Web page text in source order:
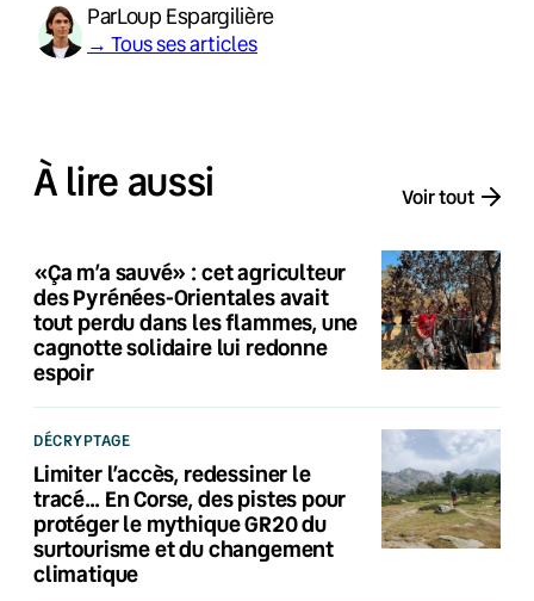
ParLoup Espargilière
→ Tous ses articles
À lire aussi Voir tout
«Ça m’a sauvé» : cet agriculteur
des Pyrénées-Orientales avait
tout perdu dans les flammes, une
cagnotte solidaire lui redonne
espoir
DÉCRYPTAGE
Limiter l’accès, redessiner le
tracé… En Corse, des pistes pour
protéger le mythique GR20 du
surtourisme et du changement
climatique